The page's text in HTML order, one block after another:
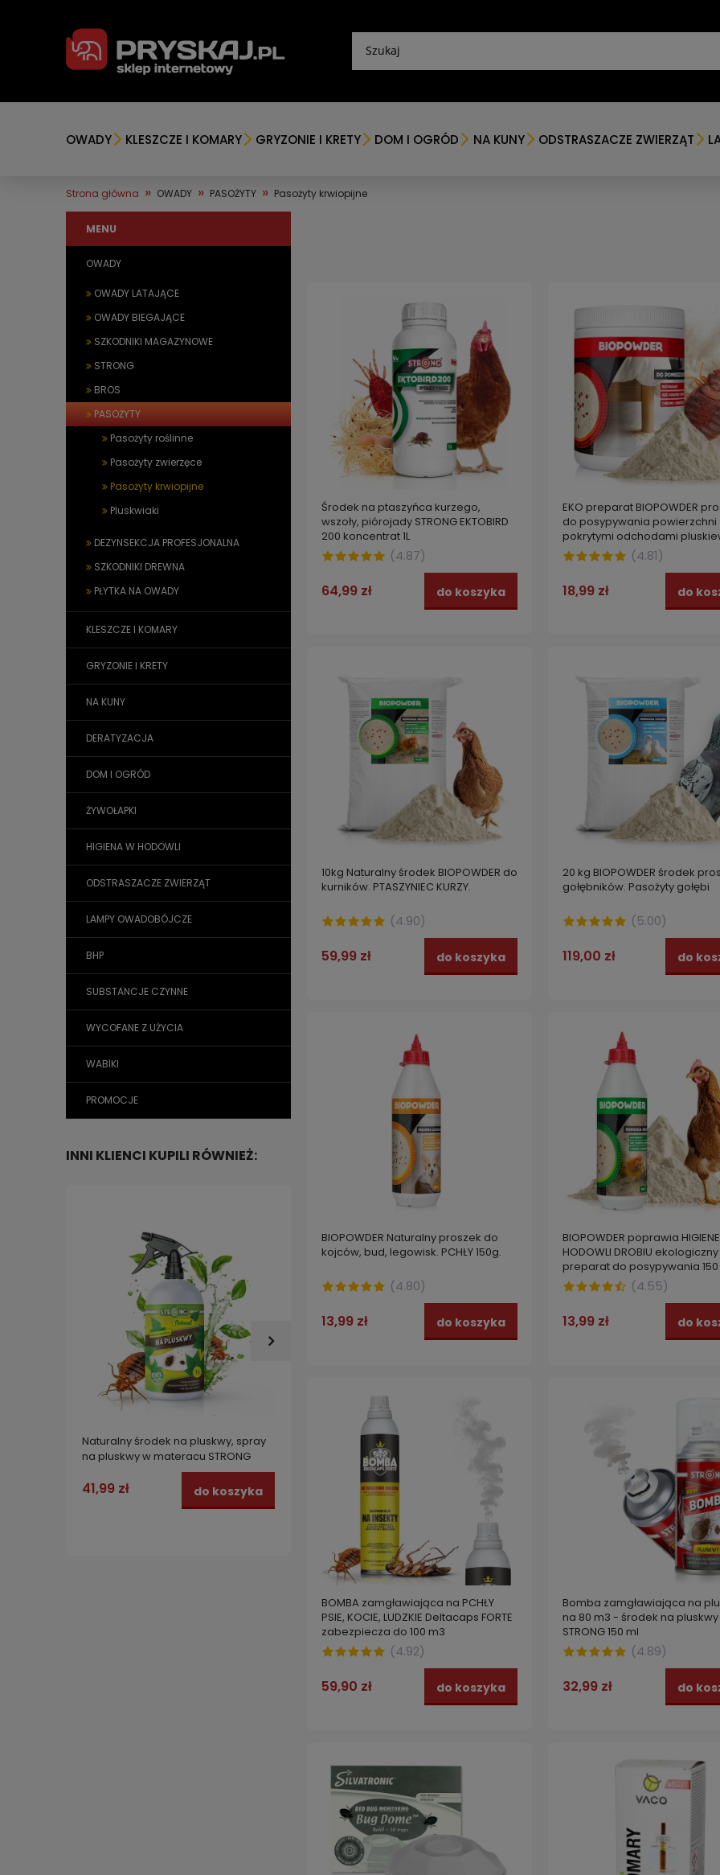
OWADY KLESZCZE I KOMARY GRYZONIE I KRETY DOM I OGRÓD NA KUNY ODSTRASZACZE ZWIERZĄT
Strona główna » OWADY » PASOŻYTY » Pasożyty krwiopijne
MENU
OWADY
OWADY LATAJĄCE
OWADY BIEGAJĄCE
SZKODNIKI MAGAZYNOWE
STRONG
BROS
PASOŻYTY
Pasożyty roślinne
Pasożyty zwierzęce
Pasożyty krwiopijne
Pluskwiaki
DEZYNSEKCJA PROFESJONALNA
SZKODNIKI DREWNA
PŁYTKA NA OWADY
KLESZCZE I KOMARY
GRYZONIE I KRETY
NA KUNY
DERATYZACJA
DOM I OGRÓD
ŻYWOŁAPKI
HIGIENA W HODOWLI
ODSTRASZACZE ZWIERZĄT
LAMPY OWADOBÓJCZE
BHP
SUBSTANCJE CZYNNE
WYCOFANE Z UŻYCIA
WABIKI
PROMOCJE
INNI KLIENCI KUPILI RÓWNIEŻ:
Naturalny środek na pluskwy, spray
na pluskwy w materacu STRONG
NATURAL NA PLUSKWY 1 L
41,99 zł do koszyka
Środek na ptaszyńca kurzego,
wszoły, piórojady STRONG EKTOBIRD
200 koncentrat 250 ml
29,99 zł do koszyka
STRONG NA KLESZCZE wydajny
oprysk na KLESZCZE 250 ml +
EKOFOG ekologiczny nośnik
Środek na ptaszyńca kurzego,
wszoły, piórojady STRONG EKTOBIRD
200 koncentrat 1L
(4.87)
64,99 zł do koszyka
EKO preparat BIOPOWDER
do posypywania powierzchni
pokrytymi odchodami
PLUSKWY 500g(4.81)
18,99 zł do
10kg Naturalny środek BIOPOWDER do
kurników. PTASZYNIEC KURZY.
(4.90)
59,99 zł do koszyka
20 kg BIOPOWDER środek
gołębników. Pasożyty gołębi
(5.00)
119,00 zł do
BIOPOWDER Naturalny proszek do
kojców, bud, legowisk. PCHŁY 150g.
(4.80)
13,99 zł do koszyka
BIOPOWDER poprawia HIGIENE
HODOWLI DROBIU ekologiczny
preparat do posypywania 150
(4.55)
13,99 zł do
BOMBA zamgławiająca na PCHŁY
PSIE, KOCIE, LUDZKIE Deltacaps FORTE
zabezpiecza do 100 m3
(4.92)
59,90 zł do koszyka
Bomba zamgławiająca na
na 80 m3 - środek na pluskwy
STRONG 150 ml
(4.89)
32,99 zł do